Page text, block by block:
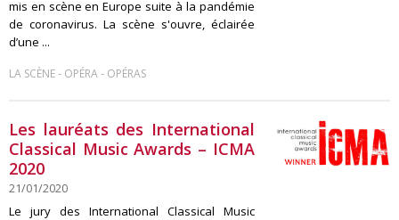
mis en scène en Europe suite à la pandémie
de coronavirus. La scène s'ouvre, éclairée
d’une ...
LA SCÈNE- OPÉRA- OPÉRAS
Les lauréats des International
Classical Music Awards – ICMA
2020
21/01/2020
Le jury des International Classical Music